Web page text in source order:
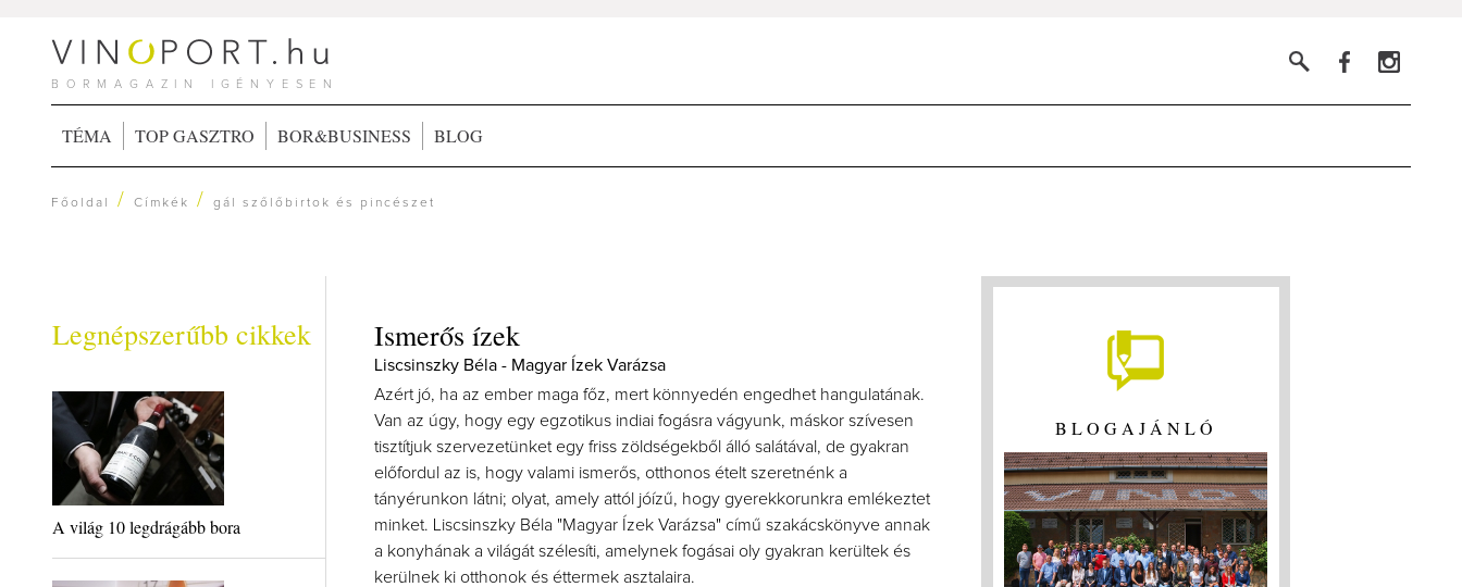
BORMAGAZIN IGÉNYESEN
TÉMA TOP GASZTRO BOR&BUSINESS BLOG
Főoldal /Címkék /gál szőlőbirtok és pincészet
Legnépszerűbb cikkek
A világ 10 legdrágább bora
Ismerős ízek
Liscsinszky Béla - Magyar Ízek Varázsa
Azért jó, ha az ember maga főz, mert könnyedén engedhet hangulatának.
Van az úgy, hogy egy egzotikus indiai fogásra vágyunk, máskor szívesen
tisztítjuk szervezetünket egy friss zöldségekből álló salátával, de gyakran
előfordul az is, hogy valami ismerős, otthonos ételt szeretnénk a
tányérunkon látni; olyat, amely attól jóízű, hogy gyerekkorunkra emlékeztet
minket. Liscsinszky Béla "Magyar Ízek Varázsa" című szakácskönyve annak
a konyhának a világát szélesíti, amelynek fogásai oly gyakran kerültek és
kerülnek ki otthonok és éttermek asztalaira.
BLOGAJÁNLÓ